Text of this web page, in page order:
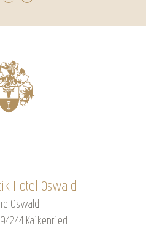
Hotel Oswald
Oswald
Kaikenried